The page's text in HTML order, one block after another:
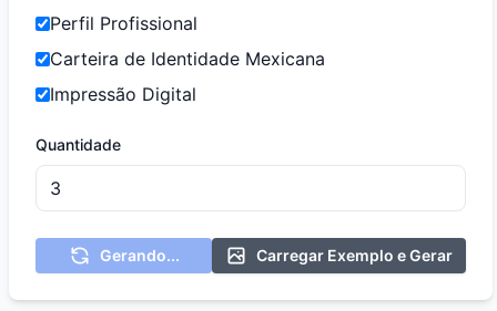
Perfil Profissional
Carteira de Identidade Mexicana
Impressão Digital
Quantidade
Gerando... Carregar Exemplo e Gerar